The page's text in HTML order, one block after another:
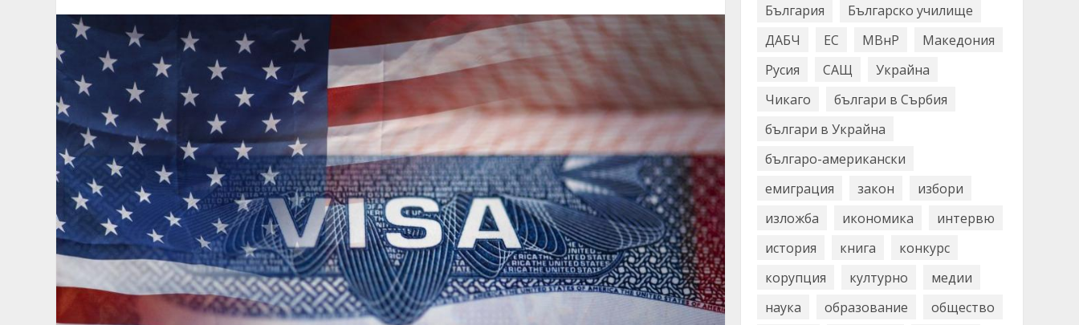
България
Българско училище
ДАБЧ
ЕС МВнР
Македония
Русия
САЩ
Украйна
Чикаго
българи в Сърбия
българи в Украйна
българо-американски
емиграция
закон
избори
изложба
икономика
интервю
история
книга
конкурс
корупция
културно
медии
наука
образование
общество